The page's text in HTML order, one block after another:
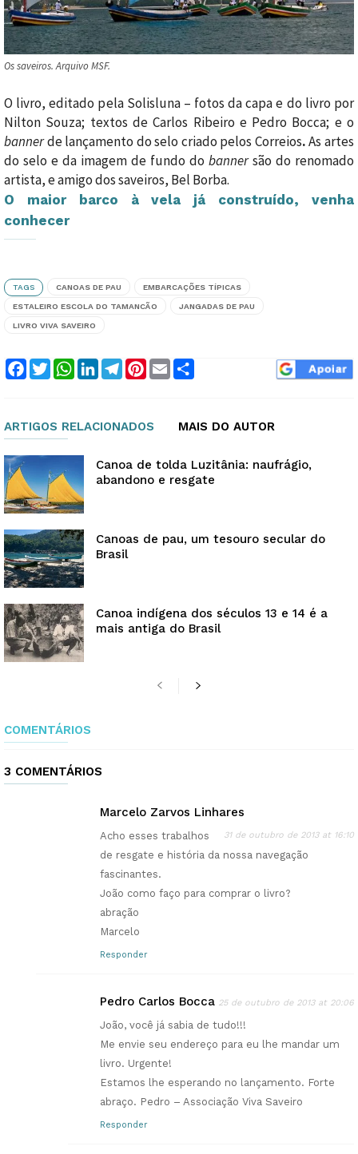
Os saveiros. Arquivo MSF.
O livro, editado pela Solisluna – fotos da capa e do livro por
Nilton Souza; textos de Carlos Ribeiro e Pedro Bocca; e o
bannerde lançamento do selo criado pelos Correios.As artes
do selo e da imagem de fundo do bannersão do renomado
artista, e amigo dos saveiros, Bel Borba.
O maior barco à vela já construído, venha
conhecer
TAGS CANOAS DE PAU EMBARCAÇÕES TÍPICAS
ESTALEIRO ESCOLA DO TAMANCÃO JANGADAS DE PAU
LIVRO VIVA SAVEIRO
Facebook
TwitterWhatsApp
LinkedInTelegram
Pinterest
Email
ARTIGOS RELACIONADOS MAIS DO AUTOR
Canoa de tolda Luzitânia: naufrágio,
abandono e resgate
Canoas de pau, um tesouro secular do
Brasil
Canoa indígena dos séculos 13 e 14 é a
mais antiga do Brasil
COMENTÁRIOS
3 COMENTÁRIOS
Marcelo Zarvos Linhares
31 de outubro de 2013 at 16:10
Acho esses trabalhos
de resgate e história da nossa navegação
fascinantes.
João como faço para comprar o livro?
abração
Marcelo
Responder
Pedro Carlos Bocca 25 de outubro de 2013 at 20:06
João, você já sabia de tudo!!!
Me envie seu endereço para eu lhe mandar um
livro. Urgente!
Estamos lhe esperando no lançamento. Forte
abraço. Pedro – Associação Viva Saveiro
Responder